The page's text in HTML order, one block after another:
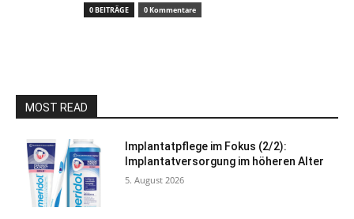
0 BEITRÄGE 0 Kommentare
MOST READ
Implantatpflege im Fokus (2/2):
Implantatversorgung im höheren Alter
5. August 2026